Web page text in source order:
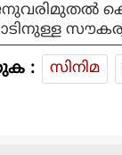
: സിനിമ